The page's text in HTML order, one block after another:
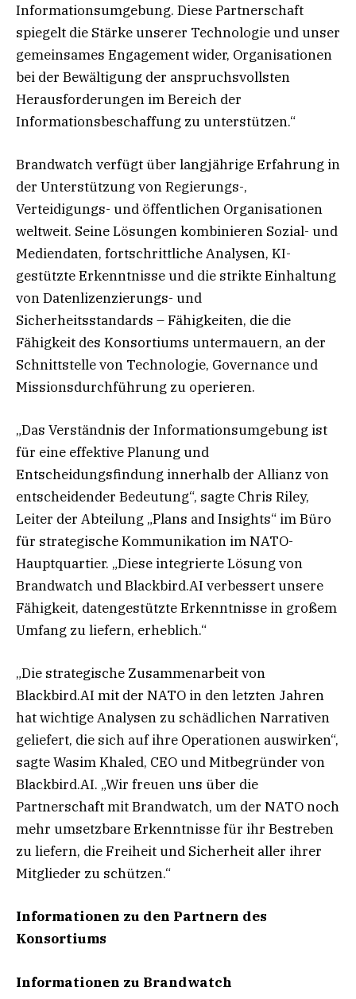
Informationsumgebung. Diese Partnerschaft
spiegelt die Stärke unserer Technologie und unser
gemeinsames Engagement wider, Organisationen
bei der Bewältigung der anspruchsvollsten
Herausforderungen im Bereich der
Informationsbeschaffung zu unterstützen.“
Brandwatch verfügt über langjährige Erfahrung in
der Unterstützung von Regierungs-,
Verteidigungs- und öffentlichen Organisationen
weltweit. Seine Lösungen kombinieren Sozial- und
Mediendaten, fortschrittliche Analysen, KI-
gestützte Erkenntnisse und die strikte Einhaltung
von Datenlizenzierungs- und
Sicherheitsstandards – Fähigkeiten, die die
Fähigkeit des Konsortiums untermauern, an der
Schnittstelle von Technologie, Governance und
Missionsdurchführung zu operieren.
„Das Verständnis der Informationsumgebung ist
für eine effektive Planung und
Entscheidungsfindung innerhalb der Allianz von
entscheidender Bedeutung“, sagte Chris Riley,
Leiter der Abteilung „Plans and Insights“ im Büro
für strategische Kommunikation im NATO-
Hauptquartier. „Diese integrierte Lösung von
Brandwatch und Blackbird.AI verbessert unsere
Fähigkeit, datengestützte Erkenntnisse in großem
Umfang zu liefern, erheblich.“
„Die strategische Zusammenarbeit von
Blackbird.AI mit der NATO in den letzten Jahren
hat wichtige Analysen zu schädlichen Narrativen
geliefert, die sich auf ihre Operationen auswirken“,
sagte Wasim Khaled, CEO und Mitbegründer von
Blackbird.AI. „Wir freuen uns über die
Partnerschaft mit Brandwatch, um der NATO noch
mehr umsetzbare Erkenntnisse für ihr Bestreben
zu liefern, die Freiheit und Sicherheit aller ihrer
Mitglieder zu schützen.“
Informationen zu den Partnern des
Konsortiums
Informationen zu Brandwatch